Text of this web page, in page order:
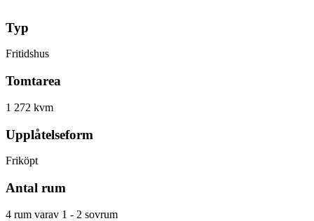
Typ
Fritidshus
Tomtarea
1 272 kvm
Upplåtelseform
Friköpt
Antal rum
4 rum varav 1 - 2 sovrum